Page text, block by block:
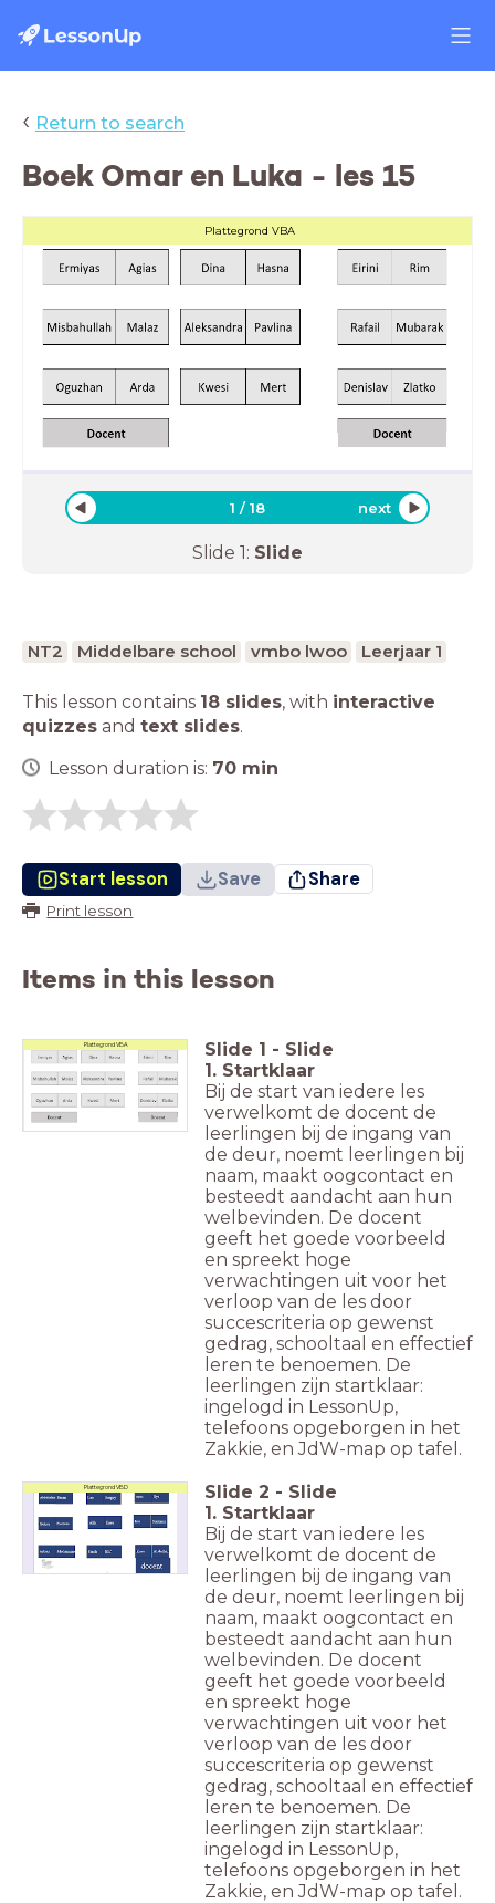
‹ Return to search
Boek Omar en Luka - les 15
Plattegrond VBA
1 /18 next
Slide 1: Slide
NT2 Middelbare school vmbo lwoo Leerjaar 1
This lesson contains 18 slides, with interactive
quizzes and text slides.
Lesson duration is: 70 min
Start lesson Save Share
Print lesson
Items in this lesson
Plattegrond VBA Slide 1 - Slide
1. Startklaar
Bij de start van iedere les
verwelkomt de docent de
leerlingen bij de ingang van
de deur, noemt leerlingen bij
naam, maakt oogcontact en
besteedt aandacht aan hun
welbevinden. De docent
geeft het goede voorbeeld
en spreekt hoge
verwachtingen uit voor het
verloop van de les door
succescriteria op gewenst
gedrag, schooltaal en effectief
leren te benoemen. De
leerlingen zijn startklaar:
ingelogd in LessonUp,
telefoons opgeborgen in het
Zakkie, en JdW-map op tafel.
Plattegrond VBD Slide 2 - Slide
1. Startklaar
Bij de start van iedere les
verwelkomt de docent de
leerlingen bij de ingang van
de deur, noemt leerlingen bij
naam, maakt oogcontact en
besteedt aandacht aan hun
welbevinden. De docent
geeft het goede voorbeeld
en spreekt hoge
verwachtingen uit voor het
verloop van de les door
succescriteria op gewenst
gedrag, schooltaal en effectief
leren te benoemen. De
leerlingen zijn startklaar:
ingelogd in LessonUp,
telefoons opgeborgen in het
Zakkie, en JdW-map op tafel.